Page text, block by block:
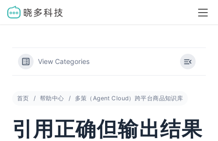
View Categories
首页 帮助中心 多策（Agent Cloud）跨平台商品知识库
引用正确但输出结果